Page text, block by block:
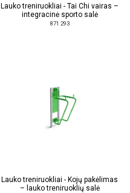
Lauko treniruokliai - Tai Chi vairas –
integracinė sporto salė
871 293
Lauko treniruokliai - Kojų pakėlimas
– lauko treniruoklių salė